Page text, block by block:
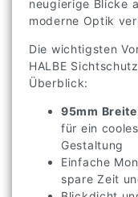
neugierige Blicke
moderne Optik
Die wichtigsten
HALBE
Überblick:
95mm Breite
für ein
Gestaltung
Einfache
spare Zeit